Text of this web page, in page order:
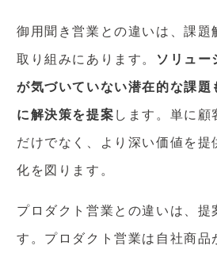
御用聞き営業との違いは、課題
取り組みにあります。 ソリュー
が気づいていない潜在的な課題
に解決策を提案 します。単に顧
だけでなく、より深い価値を提
化を図ります。
プロダクト営業との違いは、提
す。プロダクト営業は自社商品